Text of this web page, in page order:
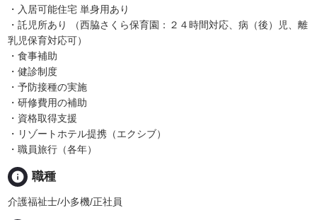
・入居可能住宅 単身用あり
・託児所あり （西脇さくら保育園：２４時間対応、病（後）児、離
乳児保育対応可）
・食事補助
・健診制度
・予防接種の実施
・研修費用の補助
・資格取得支援
・リゾートホテル提携（エクシブ）
・職員旅行（各年）
info 職種
介護福祉士/小多機/正社員